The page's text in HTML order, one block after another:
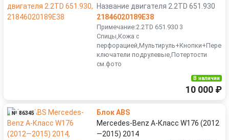
Название двигателя 2.2TD 651.930
21846020189E38
Примечание:2.2TD 651.930 3
Спицы,Кожа с
перфорацией,Мультируль+Кнопки+Пере
ключатели подрулевые,Потертости
см.фото
В наличии
10 000 ₽
№ 86345
Блок ABS
Mercedes-Benz A-Класс W176 (2012
—2015) 2014